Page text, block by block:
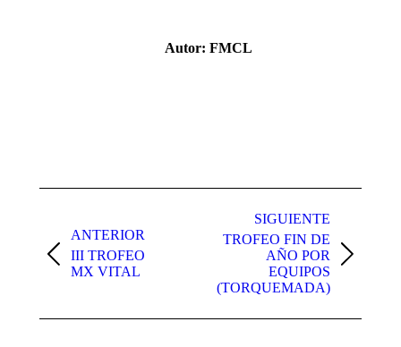
Autor: FMCL
publicaciones
ANTERIOR
Publicación
anterior:
III TROFEO
MX VITAL
SIGUIENTE
Publicación
siguiente:
TROFEO FIN DE
AÑO POR
EQUIPOS
(TORQUEMADA)